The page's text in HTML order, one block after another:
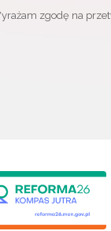
zgodę na